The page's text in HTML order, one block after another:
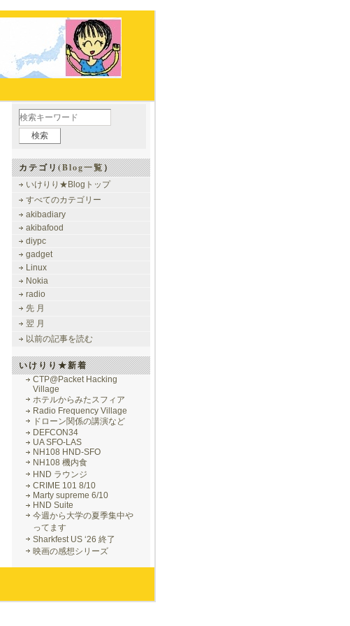
カテゴリ(Blog一覧）
いけりり★Blogトップ
すべてのカテゴリー
akibadiary
akibafood
diypc
gadget
Linux
Nokia
radio
先 月
翌 月
以前の記事を読む
いけりり★新着
CTP@Packet Hacking
Village
ホテルからみたスフィア
Radio Frequency Village
ドローン関係の講演など
DEFCON34
UA SFO-LAS
NH108 HND-SFO
NH108 機内食
HND ラウンジ
CRIME 101 8/10
Marty supreme 6/10
HND Suite
今週から大学の夏季集中や
ってます
Sharkfest US ‘26 終了
映画の感想シリーズ